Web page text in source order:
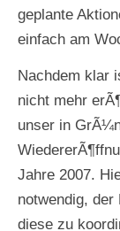
geplante
einfach am
Nachdem klar
nicht mehr
unser in
Jahre 2007.
notwendig,
diese zu